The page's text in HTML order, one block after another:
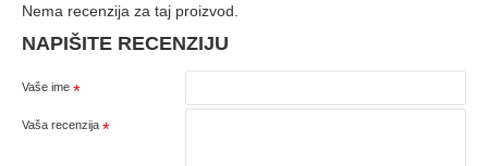
Nema recenzija za taj proizvod.
NAPIŠITE RECENZIJU
Vaše ime
Vaša recenzija